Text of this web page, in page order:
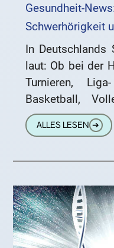
Gesundheit-
Schwerhörigkeit
In
laut: Ob bei der
Turnieren,
Basketball,
anderen
ALLES LESEN ➔